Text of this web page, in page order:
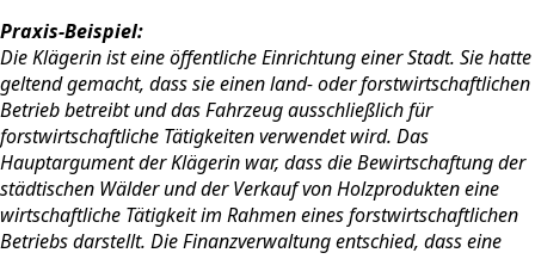
Praxis-Beispiel:
Die Klägerin ist eine öffentliche Einrichtung einer Stadt. Sie hatte
geltend gemacht, dass sie einen land- oder forstwirtschaftlichen
Betrieb betreibt und das Fahrzeug ausschließlich für
forstwirtschaftliche Tätigkeiten verwendet wird. Das
Hauptargument der Klägerin war, dass die Bewirtschaftung der
städtischen Wälder und der Verkauf von Holzprodukten eine
wirtschaftliche Tätigkeit im Rahmen eines forstwirtschaftlichen
Betriebs darstellt. Die Finanzverwaltung entschied, dass eine